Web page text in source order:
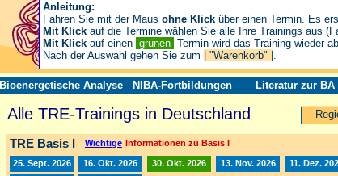
Bioenergetische Analyse NIBA-Fortbildungen Literatur zur BA
Alle TRE-Trainings in Deutschland
TRE Basis I Wichtige Informationen zu Basis I
25. Sept. 2026 16. Okt. 2026 30. Okt. 2026 13. Nov. 2026 11. Dez.
Anleitung:
Fahren Sie mit der Maus ohne Klick über einen Termin. Es
Mit Klick auf die Termine wählen Sie alle Ihre Trainings aus
Mit Klick auf einen grünen Termin wird das Training wieder
Nach der Auswahl gehen Sie zum
| "Warenkorb" | .